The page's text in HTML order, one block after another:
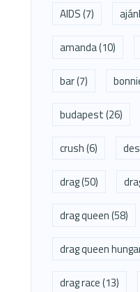
AIDS(7)
amanda(10)
bar(7)
budapest(26)
crush(6)
drag(50)
drag queen(58)
drag queen
drag race(13)